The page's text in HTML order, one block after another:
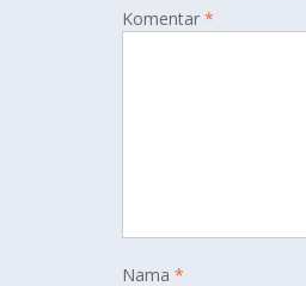
Komentar *
Nama *